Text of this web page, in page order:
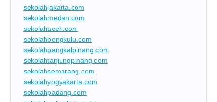
sekolahjakarta.com
sekolahmedan.com
sekolahaceh.com
sekolahbengkulu.com
sekolahpangkalpinang.com
sekolahtanjungpinang.com
sekolahsemarang.com
sekolahyogyakarta.com
sekolahpadang.com